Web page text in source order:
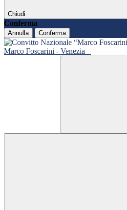
Chiudi
Conferma
Annulla Conferma
Marco Foscarini - Venezia